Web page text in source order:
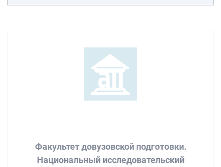
Факультет довузовской подготовки.
Национальный исследовательский